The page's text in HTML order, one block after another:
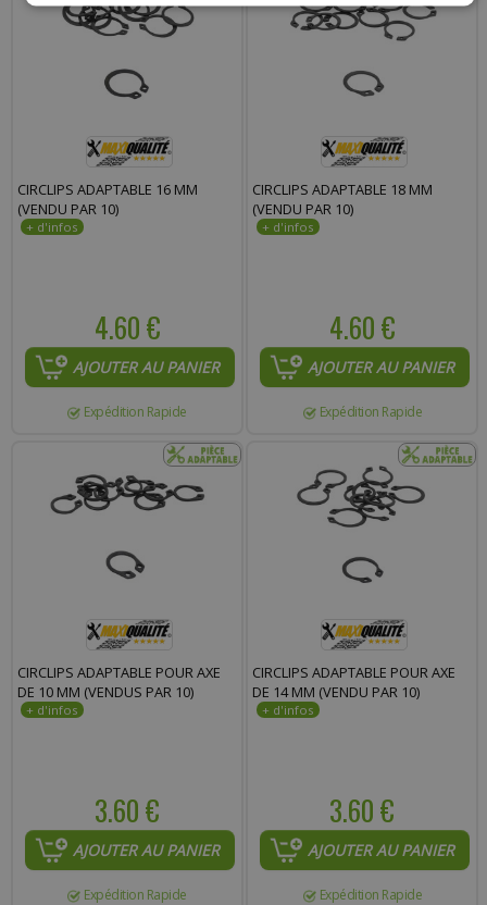
CIRCLIPS ADAPTABLE 16 MM
(VENDU PAR 10)
4.60 €
AJOUTER AU PANIER
Expédition Rapide
CIRCLIPS ADAPTABLE 18 MM
(VENDU PAR 10)
4.60 €
AJOUTER AU PANIER
Expédition Rapide
CIRCLIPS ADAPTABLE POUR AXE
DE 10 MM (VENDUS PAR 10)
3.60 €
AJOUTER AU PANIER
Expédition Rapide
CIRCLIPS ADAPTABLE POUR AXE
DE 14 MM (VENDU PAR 10)
3.60 €
AJOUTER AU PANIER
Expédition Rapide